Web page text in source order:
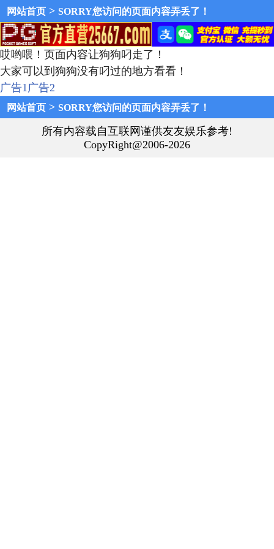
网站首页 > SORRY您访问的页面内容弄丢了！
哎哟喂！页面内容让狗狗叼走了！
大家可以到狗狗没有叼过的地方看看！
广告1广告2
网站首页 > SORRY您访问的页面内容弄丢了！
所有内容载自互联网谨供友友娱乐参考!
CopyRight@2006-2026